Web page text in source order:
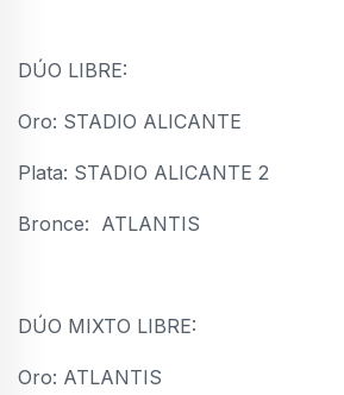
DÚO LIBRE:
Oro: STADIO ALICANTE
Plata: STADIO ALICANTE 2
Bronce: ATLANTIS
DÚO MIXTO LIBRE:
Oro: ATLANTIS